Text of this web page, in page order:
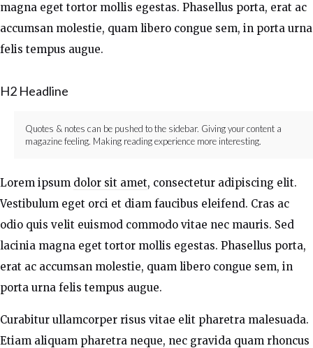
magna eget tortor mollis egestas. Phasellus porta, erat ac
accumsan molestie, quam libero congue sem, in porta urna
felis tempus augue.
H2 Headline
Quotes & notes can be pushed to the sidebar. Giving your content a
magazine feeling. Making reading experience more interesting.
Lorem ipsum dolor sit amet, consectetur adipiscing elit.
Vestibulum eget orci et diam faucibus eleifend. Cras ac
odio quis velit euismod commodo vitae nec mauris. Sed
lacinia magna eget tortor mollis egestas. Phasellus porta,
erat ac accumsan molestie, quam libero congue sem, in
porta urna felis tempus augue.
Curabitur ullamcorper risus vitae elit pharetra malesuada.
Etiam aliquam pharetra neque, nec gravida quam rhoncus